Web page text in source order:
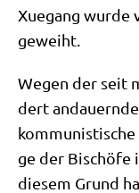
Xue­gang wur­de
geweiht.
Wegen der seit
dert
ge der Bischö­fe
die­sem Grund